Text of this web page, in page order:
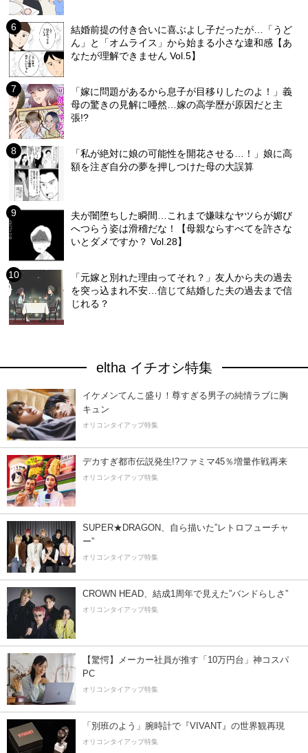
結婚前提の付き合いに喜ぶよし子だったが…「うど
ん」と「オムライス」から始まる小さな違和感【あ
なたが理解できません Vol.5】
「嫁に問題があるから息子が目移りしたのよ！」義
母の驚きの見解に唖然…嫁の高学歴が原因だと主
張!?
「私が絶対に娘の可能性を開花させる…！」娘に高
額を注ぎ自分の夢を押しつけた母の大誤算
夫が闇堕ちした瞬間…これまで嫌味なヤツらが媚び
へつらう姿は滑稽だな！【母親ならすべてを許さな
いとダメですか？ Vol.28】
「元嫁と別れた理由ってそれ？」友人から夫の過去
を突っ込まれ不安…信じて結婚した夫の過去まで信
じれる？
eltha イチオシ特集
イケメンてんこ盛り！尊すぎる男子の純情ラブに胸
キュン
オリコンタイアップ特集
デカすぎ都市伝説発生!?ファミマ45％増量作戦再来
オリコンタイアップ特集
SUPER★DRAGON、自ら描いた”レトロフューチャ
ー”
オリコンタイアップ特集
CROWN HEAD、結成1周年で見えた”バンドらしさ”
オリコンタイアップ特集
【驚愕】メーカー社員が推す「10万円台」神コスパ
PC
オリコンタイアップ特集
「別班のよう」腕時計で『VIVANT』の世界観再現
オリコンタイアップ特集